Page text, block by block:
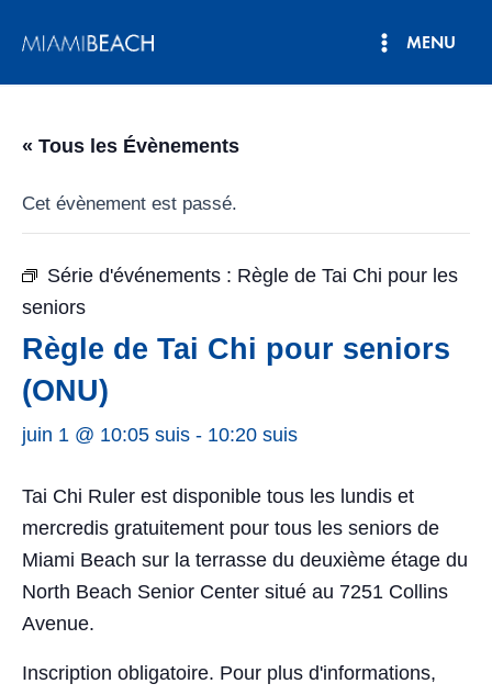
MENU
« Tous les Évènements
Cet évènement est passé.
Série d'événements : Règle de Tai Chi pour les
seniors
Règle de Tai Chi pour seniors
(ONU)
juin 1 @ 10:05 suis - 10:20 suis
Tai Chi Ruler est disponible tous les lundis et
mercredis gratuitement pour tous les seniors de
Miami Beach sur la terrasse du deuxième étage du
North Beach Senior Center situé au 7251 Collins
Avenue.
Inscription obligatoire. Pour plus d'informations,